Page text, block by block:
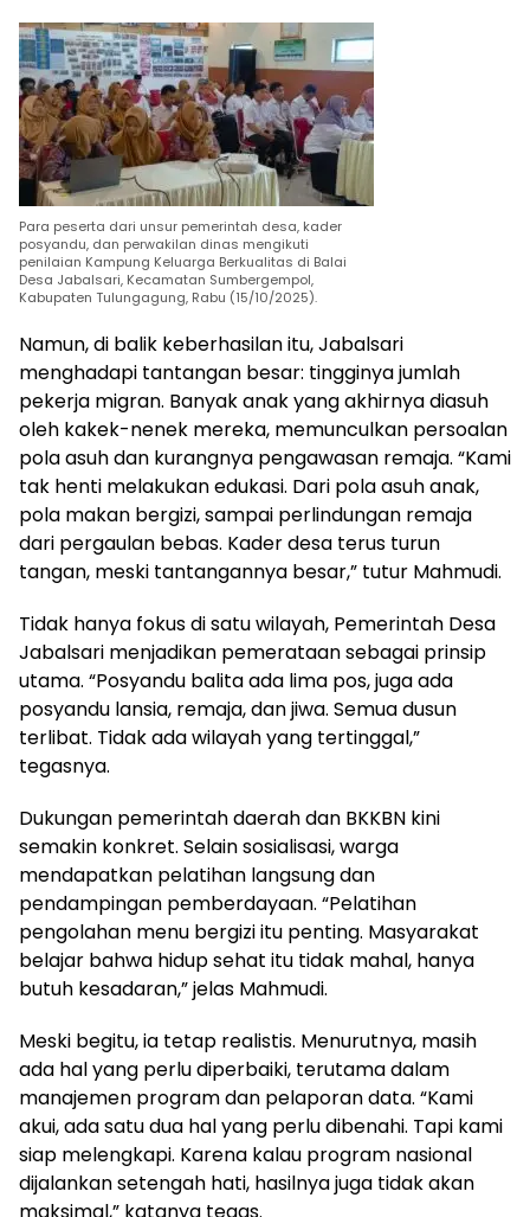
Para peserta dari unsur pemerintah desa, kader
posyandu, dan perwakilan dinas mengikuti
penilaian Kampung Keluarga Berkualitas di Balai
Desa Jabalsari, Kecamatan Sumbergempol,
Kabupaten Tulungagung, Rabu (15/10/2025).
Namun, di balik keberhasilan itu, Jabalsari
menghadapi tantangan besar: tingginya jumlah
pekerja migran. Banyak anak yang akhirnya diasuh
oleh kakek-nenek mereka, memunculkan persoalan
pola asuh dan kurangnya pengawasan remaja. “Kami
tak henti melakukan edukasi. Dari pola asuh anak,
pola makan bergizi, sampai perlindungan remaja
dari pergaulan bebas. Kader desa terus turun
tangan, meski tantangannya besar,” tutur Mahmudi.
Tidak hanya fokus di satu wilayah, Pemerintah Desa
Jabalsari menjadikan pemerataan sebagai prinsip
utama. “Posyandu balita ada lima pos, juga ada
posyandu lansia, remaja, dan jiwa. Semua dusun
terlibat. Tidak ada wilayah yang tertinggal,”
tegasnya.
Dukungan pemerintah daerah dan BKKBN kini
semakin konkret. Selain sosialisasi, warga
mendapatkan pelatihan langsung dan
pendampingan pemberdayaan. “Pelatihan
pengolahan menu bergizi itu penting. Masyarakat
belajar bahwa hidup sehat itu tidak mahal, hanya
butuh kesadaran,” jelas Mahmudi.
Meski begitu, ia tetap realistis. Menurutnya, masih
ada hal yang perlu diperbaiki, terutama dalam
manajemen program dan pelaporan data. “Kami
akui, ada satu dua hal yang perlu dibenahi. Tapi kami
siap melengkapi. Karena kalau program nasional
dijalankan setengah hati, hasilnya juga tidak akan